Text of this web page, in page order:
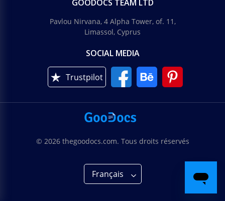
GOODOCS TEAM LTD
Pavlou Nirvana, 4 Alpha Tower, of. 11,
Limassol, Cyprus
SOCIAL MEDIA
Trustpilot
© 2026 thegoodocs.com. Tous droits réservés
Français